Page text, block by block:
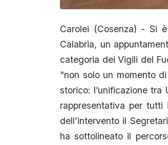
Carolei (Cosenza) - Si
Calabria, un
categoria dei Vigili del
"non solo un momento
storico: l’unificazione
rappresentativa per
dell’intervento il
ha sottolineato il